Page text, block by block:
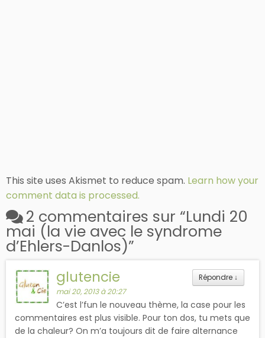
This site uses Akismet to reduce spam. Learn how your
comment data is processed.
2 commentaires sur “Lundi 20
mai (la vie avec le syndrome
d’Ehlers-Danlos)”
Répondre ↓
glutencie
mai 20, 2013 à 20:27
C’est l’fun le nouveau thème, la case pour les
commentaires est plus visible. Pour ton dos, tu mets que
de la chaleur? On m’a toujours dit de faire alternance